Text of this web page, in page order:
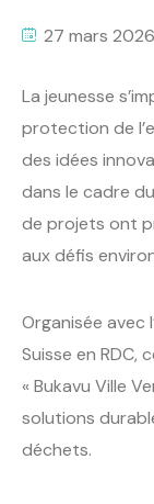
27 mars 2026
La jeunesse
protection de
des idées
dans le cadre
de projets ont
aux défis
Organisée avec
Suisse en RDC,
« Bukavu Ville
solutions
déchets.